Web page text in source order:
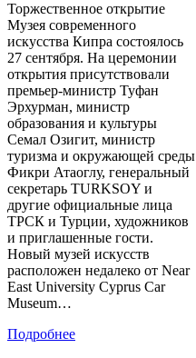
Торжественное открытие
Музея современного
искусства Кипра состоялось
27 сентября. На церемонии
открытия присутствовали
премьер-министр Туфан
Эрхурман, министр
образования и культуры
Семал Озигит, министр
туризма и окружающей среды
Фикри Атаоглу, генеральный
секретарь TURKSOY и
другие официальные лица
ТРСК и Турции, художников
и приглашенные гости.
Новый музей искусств
расположен недалеко от Near
East University Cyprus Car
Museum…
Подробнее